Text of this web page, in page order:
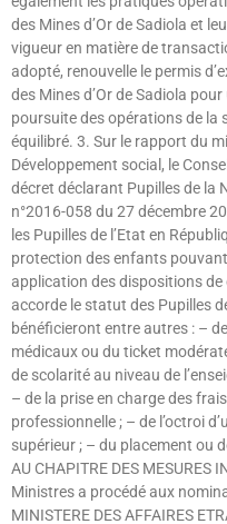
des Mines d’Or de Sadiola et
vigueur en matière de
adopté, renouvelle le permis
des Mines d’Or de Sadiola
poursuite des opérations de la
équilibré. 3. Sur le rapport du
Développement social, le
décret déclarant Pupilles de la
n°2016-058 du 27 décembre
les Pupilles de l’Etat en
protection des enfants
application des dispositions de
accorde le statut des Pupilles
bénéficieront entre autres : –
médicaux ou du ticket
de scolarité au niveau de
– de la prise en charge des
professionnelle ; – de l’octroi
supérieur ; – du placement ou
AU CHAPITRE DES MESURES
Ministres a procédé aux
MINISTERE DES AFFAIRES